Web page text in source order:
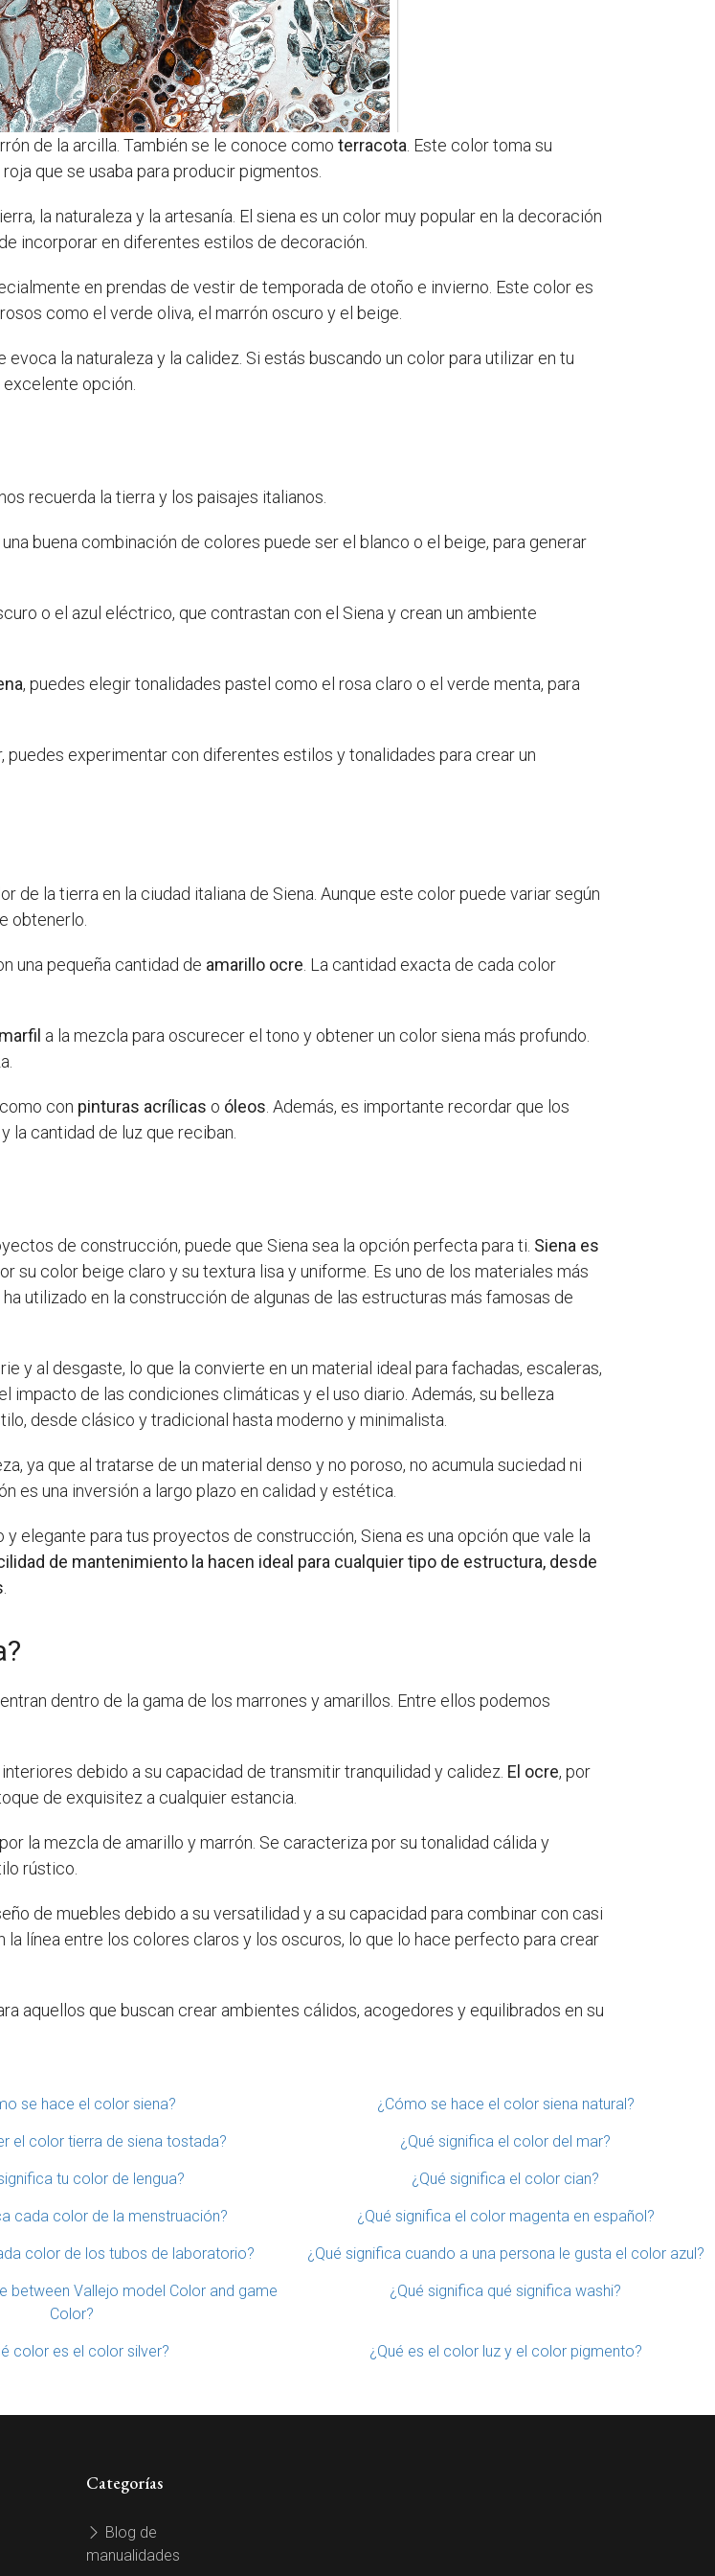
de la arcilla. También se le conoce comoterracota . Este color toma su
que se usaba para producir pigmentos.
la naturaleza y la artesanía. El siena es un color muy popular en la decoración
incorporar en diferentes estilos de decoración.
en prendas de vestir de temporada de otoño e invierno. Este color es
como el verde oliva, el marrón oscuro y el beige.
la naturaleza y la calidez. Si estás buscando un color para utilizar en tu
opción.
recuerda la tierra y los paisajes italianos.
una buena combinación de colores puede ser el blanco o el beige, para generar
o el azul eléctrico, que contrastan con el Siena y crean un ambiente
, puedes elegir tonalidades pastel como el rosa claro o el verde menta, para
puedes experimentar con diferentes estilos y tonalidades para crear un
de la tierra en la ciudad italiana de Siena. Aunque este color puede variar según
obtenerlo.
una pequeña cantidad de amarillo ocre . La cantidad exacta de cada color
a la mezcla para oscurecer el tono y obtener un color siena más profundo.
como con pinturas acrílicas o óleos . Además, es importante recordar que los
la cantidad de luz que reciban.
de construcción, puede que Siena sea la opción perfecta para ti. Siena es
su color beige claro y su textura lisa y uniforme. Es uno de los materiales más
utilizado en la construcción de algunas de las estructuras más famosas de
y al desgaste, lo que la convierte en un material ideal para fachadas, escaleras,
de las condiciones climáticas y el uso diario. Además, su belleza
desde clásico y tradicional hasta moderno y minimalista.
ya que al tratarse de un material denso y no poroso, no acumula suciedad ni
es una inversión a largo plazo en calidad y estética.
elegante para tus proyectos de construcción, Siena es una opción que vale la
de mantenimiento la hacen ideal para cualquier tipo de estructura, desde
dentro de la gama de los marrones y amarillos. Entre ellos podemos
debido a su capacidad de transmitir tranquilidad y calidez. El ocre, por
de exquisitez a cualquier estancia.
la mezcla de amarillo y marrón. Se caracteriza por su tonalidad cálida y
rústico.
de muebles debido a su versatilidad y a su capacidad para combinar con casi
la línea entre los colores claros y los oscuros, lo que lo hace perfecto para crear
aquellos que buscan crear ambientes cálidos, acogedores y equilibrados en su
se hace el color siena? ¿Cómo se hace el color siena natural?
el color tierra de siena tostada? ¿Qué significa el color del mar?
tu color de lengua? ¿Qué significa el color cian?
cada color de la menstruación? ¿Qué significa el color magenta en español?
color de los tubos de laboratorio? ¿Qué significa cuando a una persona le gusta el color azul?
between Vallejo model Color and game
Color?
¿Qué significa qué significa washi?
color es el color silver? ¿Qué es el color luz y el color pigmento?
Categorías
Blog de
manualidades